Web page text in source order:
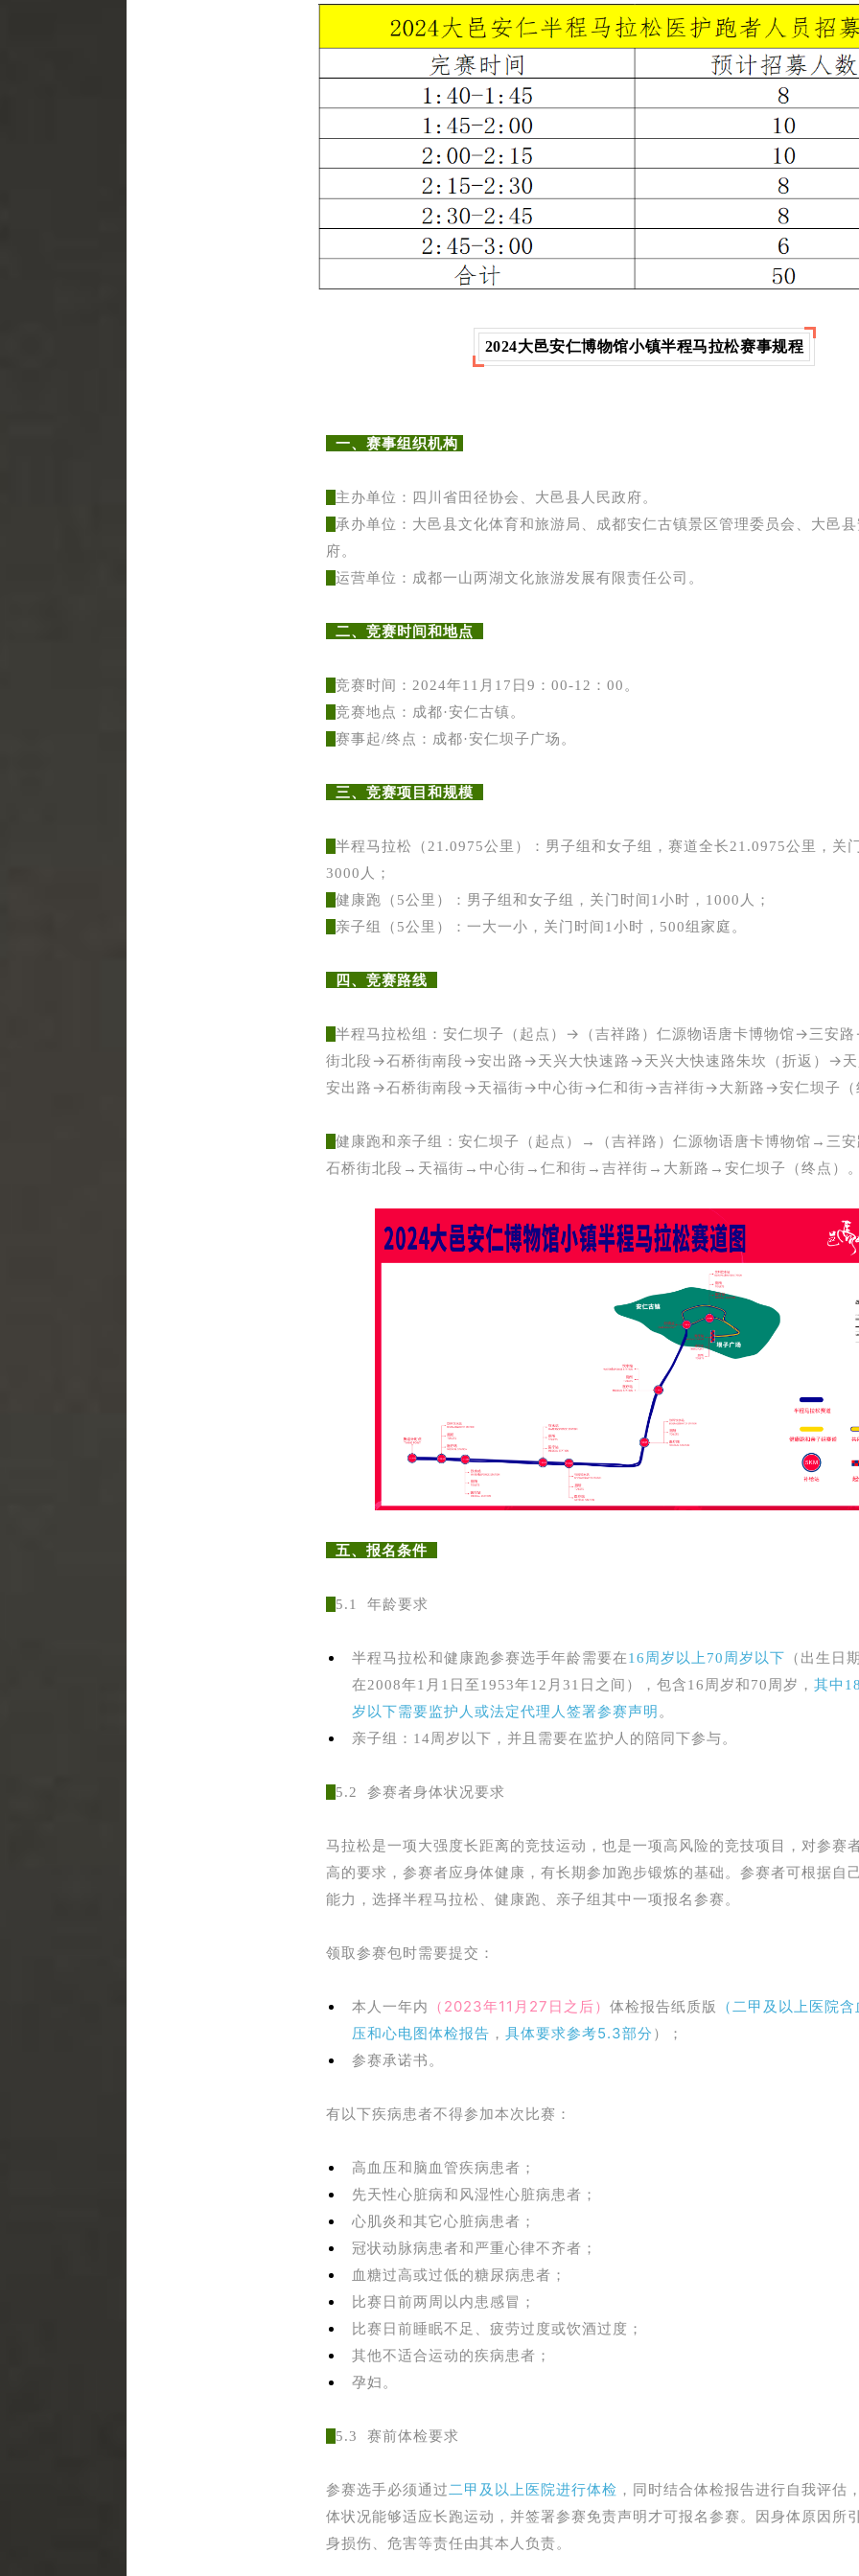
2024大邑安仁博物馆小镇半程马拉松赛事规程
一、赛事组织机构
主办单位：四川省田径协会、大邑县人民政府。
承办单位：大邑县文化体育和旅游局、成都安仁古镇景区管理委员会、大邑
府。
运营单位：成都一山两湖文化旅游发展有限责任公司。
二、竞赛时间和地点
竞赛时间：2024年11月17日9：00-12：00。
竞赛地点：成都·安仁古镇。
赛事起/终点：成都·安仁坝子广场。
三、竞赛项目和规模
半程马拉松（21.0975公里）：男子组和女子组，赛道全长21.0975公里，关
3000人；
健康跑（ 5公里 ） ： 男子组和女子组，关门时间1小时，1000人；
亲子组（ 5公里 ） ：一大一小，关门时间1小时，500组家庭。
四、竞赛路线
半程马拉松组： 安仁坝子（起点） → （吉祥路）仁源物语唐卡博物馆→三安路
街北段 →石桥街南段 →安出路 →天兴大快速路 →天兴大快速路朱坎（折返） →
安出路 →石桥街南段 →天福街→中心街→仁和街→吉祥街→大新路 →安仁坝子
健康跑和亲子组：安仁坝子（起点） → （吉祥路）仁源物语唐卡博物馆 → 三
石桥街北段 → 天福街 → 中心街 → 仁和街 → 吉祥街 → 大新路 → 安仁坝子（终点）
五、报名条件
5.1 年龄要求
半程马拉松和健康跑参赛选手年龄需要在16周岁以上70周岁以下 （出生日
在2008年1月1日至1953年12月31日之间），包含16周岁和70周岁，其中
岁以下需要监护人或法定代理人签署参赛声明 。
亲子组：14周岁以下，并且需要在监护人的陪同下参与。
5.2 参赛者身体状况要求
马拉松是一项大强度长距离的竞技运动，也是一项高风险的竞技项目，对参赛
高的要求，参赛者应身体健康，有长期参加跑步锻炼的基础。参赛者可根据自
能力，选择半程马拉松、健康跑、亲子组其中一项报名参赛。
领取参赛包时需要提交：
本人一年内 （2023年11月27日之后）体检报告纸质版
（二甲及以上医院
压和心电图体检报告 ，具体要求参考5.3部分 ）；
参赛承诺书。
有以下疾病患者不得参加本次比赛：
高血压和脑血管疾病患者；
先天性心脏病和风湿性心脏病患者；
心肌炎和其它心脏病患者；
冠状动脉病患者和严重心律不齐者；
血糖过高或过低的糖尿病患者；
比赛日前两周以内患感冒；
比赛日前睡眠不足、疲劳过度或饮酒过度；
其他不适合运动的疾病患者；
孕妇。
5.3 赛前体检要求
参赛选手必须通过二甲及以上医院进行体检 ，同时结合体检报告进行自我评估
体状况能够适应长跑运动，并签署参赛免责声明才可报名参赛。因身体原因所
身损伤、危害等责任由其本人负责。